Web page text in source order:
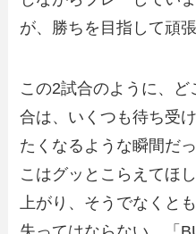
が、勝ちを目指して頑
この2試合のように、
合は、いくつも待ち受
たくなるような瞬間だ
こはグッとこらえてほ
上がり、そうでなくと